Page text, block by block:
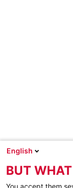
English
BUT
You accept them